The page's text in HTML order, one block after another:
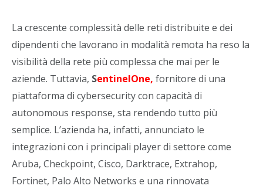
La crescente complessità delle reti distribuite e dei
dipendenti che lavorano in modalità remota ha reso la
visibilità della rete più complessa che mai per le
aziende. Tuttavia, SentinelOne, fornitore di una
piattaforma di cybersecurity con capacità di
autonomous response, sta rendendo tutto più
semplice. L’azienda ha, infatti, annunciato le
integrazioni con i principali player di settore come
Aruba, Checkpoint, Cisco, Darktrace, Extrahop,
Fortinet, Palo Alto Networks e una rinnovata